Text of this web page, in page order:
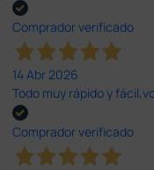
Comprador verificado
14 Abr 2026
Todo muy rápido y
Comprador verificado